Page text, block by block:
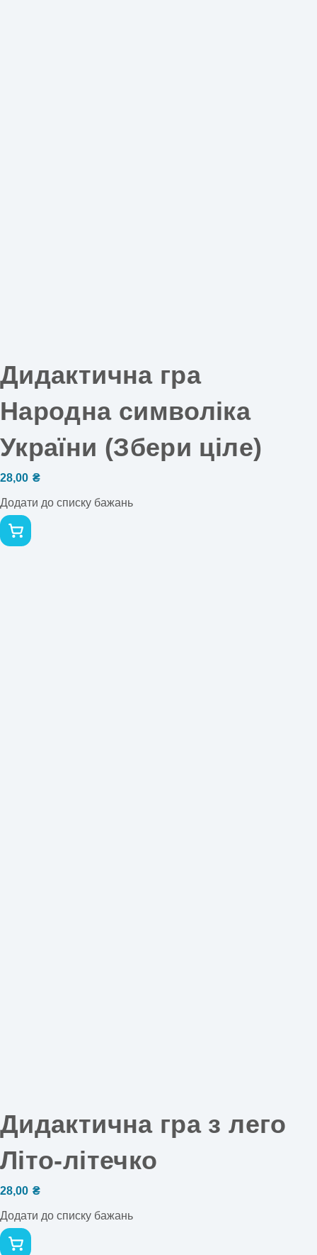
Дидактична гра
Народна символіка
України (Збери ціле)
28,00 ₴
Додати до списку бажань
Дидактична гра з лего
Літо-літечко
28,00 ₴
Додати до списку бажань